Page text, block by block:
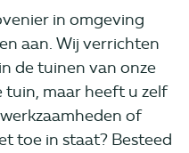
in omgeving
aan. Wij verrichten
de tuinen van onze
tuin, maar heeft u zelf
of
toe in staat? Besteed